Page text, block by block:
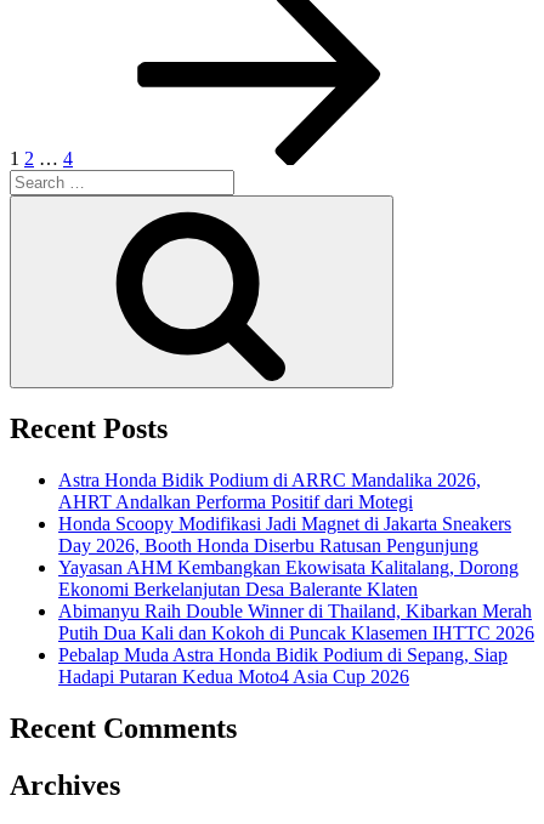
1 2 … 4
Search
for:
Recent Posts
Astra Honda Bidik Podium di ARRC Mandalika 2026,
AHRT Andalkan Performa Positif dari Motegi
Honda Scoopy Modifikasi Jadi Magnet di Jakarta Sneakers
Day 2026, Booth Honda Diserbu Ratusan Pengunjung
Yayasan AHM Kembangkan Ekowisata Kalitalang, Dorong
Ekonomi Berkelanjutan Desa Balerante Klaten
Abimanyu Raih Double Winner di Thailand, Kibarkan Merah
Putih Dua Kali dan Kokoh di Puncak Klasemen IHTTC 2026
Pebalap Muda Astra Honda Bidik Podium di Sepang, Siap
Hadapi Putaran Kedua Moto4 Asia Cup 2026
Recent Comments
Archives